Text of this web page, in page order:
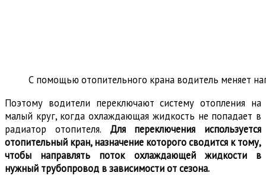
С помощью отопительного крана водитель меняет
Поэтому водители переключают систему отопления на
малый круг, когда охлаждающая жидкость не попадает в
радиатор отопителя. Для переключения используется
отопительный кран, назначение которого сводится к тому,
чтобы направлять поток охлаждающей жидкости в
нужный трубопровод в зависимости от сезона.